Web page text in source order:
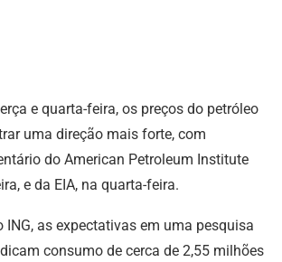
e quarta-feira, os preços do petróleo
uma direção mais forte, com
do American Petroleum Institute
e da EIA, na quarta-feira.
ING, as expectativas em uma pesquisa
consumo de cerca de 2,55 milhões